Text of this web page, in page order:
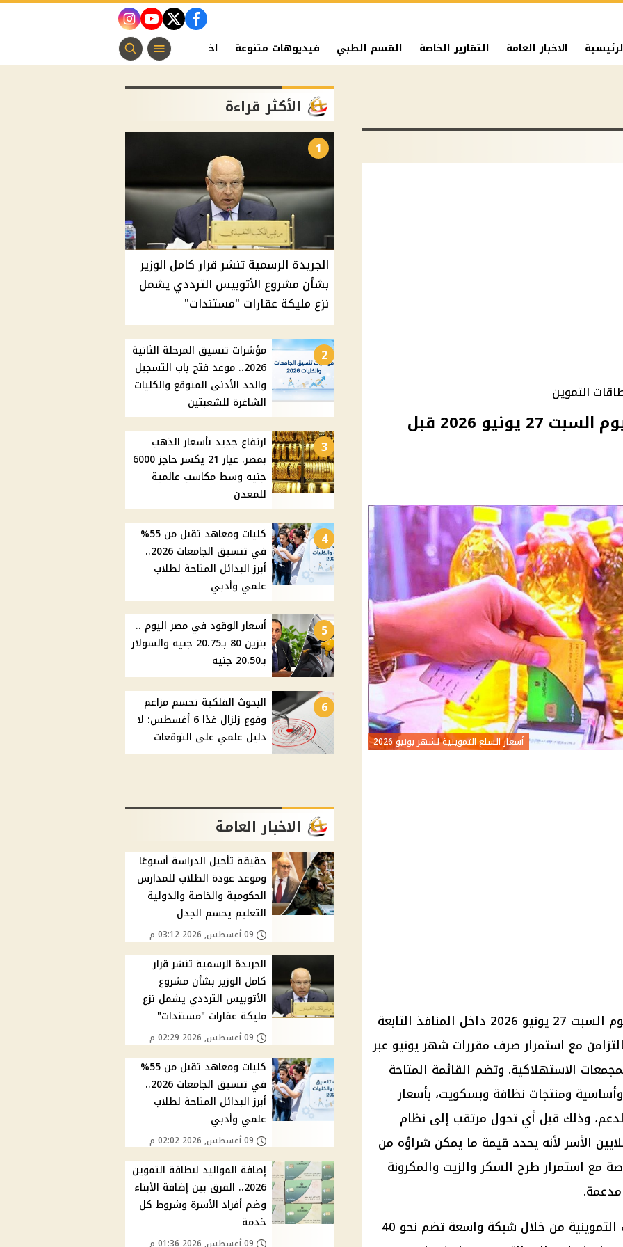
facebook
twitter
youtube
instagram
الاخبار العامة التقارير الخاصة القسم الطبي فيديوهات متنوعة اخبار الفن منوعات مسيحية
التموين
أسعار السلع التموينية اليوم السبت 27 يونيو 2026 قبل
أسعار السلع التموينية لشهر يونيو 2026
استقرت أسعار السلع التموينية اليوم السبت 27 يونيو 2026 داخل المنافذ التابعة
بالتزامن مع استمرار صرف مقررات شهر يونيو عبر
الاستهلاكية. وتضم القائمة المتاحة
ومنتجات نظافة وبسكويت، بأسعار
وذلك قبل أي تحول مرتقب إلى نظام
الأسر لأنه يحدد قيمة ما يمكن شراؤه من
مع استمرار طرح السكر والزيت والمكرونة
مدعمة.
وتتيح وزارة التموين صرف المقررات التموينية من خلال شبكة واسعة تضم نحو 40
الأكثر قراءة
1
الجريدة الرسمية تنشر قرار كامل الوزير
بشأن مشروع الأتوبيس الترددي يشمل
نزع مليكة عقارات "مستندات"
2
مؤشرات تنسيق المرحلة الثانية
2026.. موعد فتح باب التسجيل
والحد الأدنى المتوقع والكليات
الشاغرة للشعبتين
3
ارتفاع جديد بأسعار الذهب
بمصر. عيار 21 يكسر حاجز 6000
جنيه وسط مكاسب عالمية
للمعدن
4
كليات ومعاهد تقبل من 55%
في تنسيق الجامعات 2026..
أبرز البدائل المتاحة لطلاب
علمي وأدبي
5
أسعار الوقود في مصر اليوم ..
بنزين 80 بـ20.75 جنيه والسولار
بـ20.50 جنيه
6
البحوث الفلكية تحسم مزاعم
وقوع زلزال غدًا 6 أغسطس: لا
دليل علمي على التوقعات
الاخبار العامة
حقيقة تأجيل الدراسة أسبوعًا
وموعد عودة الطلاب للمدارس
الحكومية والخاصة والدولية
التعليم يحسم الجدل
09 أغسطس, 2026 03:12 م
الجريدة الرسمية تنشر قرار
كامل الوزير بشأن مشروع
الأتوبيس الترددي يشمل نزع
مليكة عقارات "مستندات"
09 أغسطس, 2026 02:29 م
كليات ومعاهد تقبل من 55%
في تنسيق الجامعات 2026..
أبرز البدائل المتاحة لطلاب
علمي وأدبي
09 أغسطس, 2026 02:02 م
إضافة المواليد لبطاقة التموين
2026.. الفرق بين إضافة الأبناء
وضم أفراد الأسرة وشروط كل
خدمة
09 أغسطس, 2026 01:36 م